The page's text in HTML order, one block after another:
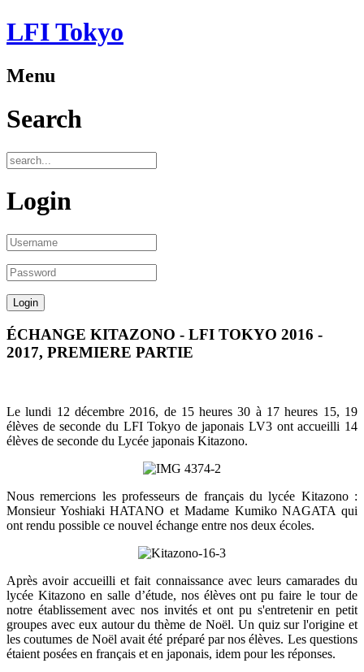
LFI Tokyo
Menu
Search
Login
ÉCHANGE KITAZONO - LFI TOKYO 2016 -
2017, PREMIERE PARTIE
Le lundi 12 décembre 2016, de 15 heures 30 à 17 heures 15, 19
élèves de seconde du LFI Tokyo de japonais LV3 ont accueilli 14
élèves de seconde du Lycée japonais Kitazono.
Nous remercions les professeurs de français du lycée Kitazono :
Monsieur Yoshiaki HATANO et Madame Kumiko NAGATA qui
ont rendu possible ce nouvel échange entre nos deux écoles.
Après avoir accueilli et fait connaissance avec leurs camarades du
lycée Kitazono en salle d’étude, nos élèves ont pu faire le tour de
notre établissement avec nos invités et ont pu s'entretenir en petit
groupes avec eux autour du thème de Noël. Un quiz sur l'origine et
les coutumes de Noël avait été préparé par nos élèves. Les questions
étaient posées en français et en japonais, idem pour les réponses.